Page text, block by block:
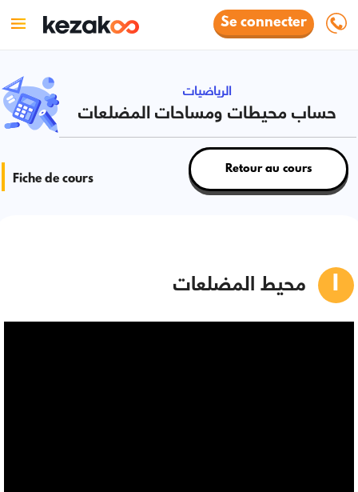
Se connecter
الرياضيات
حساب محيطات ومساحات المضلعات
Fiche de cours
Retour au cours
محيط المضلعات